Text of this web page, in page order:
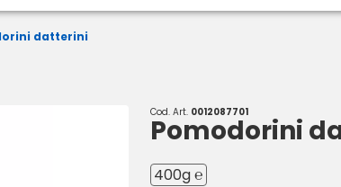
datterini
Cod. Art. 0012087701
Pomodorini
400g ℮